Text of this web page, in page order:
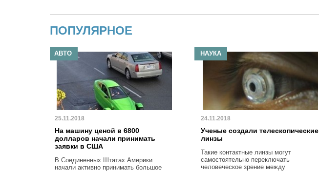
ПОПУЛЯРНОЕ
АВТО
25.11.2018
На машину ценой в 6800
долларов начали принимать
заявки в США
В Соединенных Штатах Америки
начали активно принимать большое
НАУКА
24.11.2018
Ученые создали телескопические
линзы
Такие контактные линзы могут
самостоятельно переключать
человеческое зрение между